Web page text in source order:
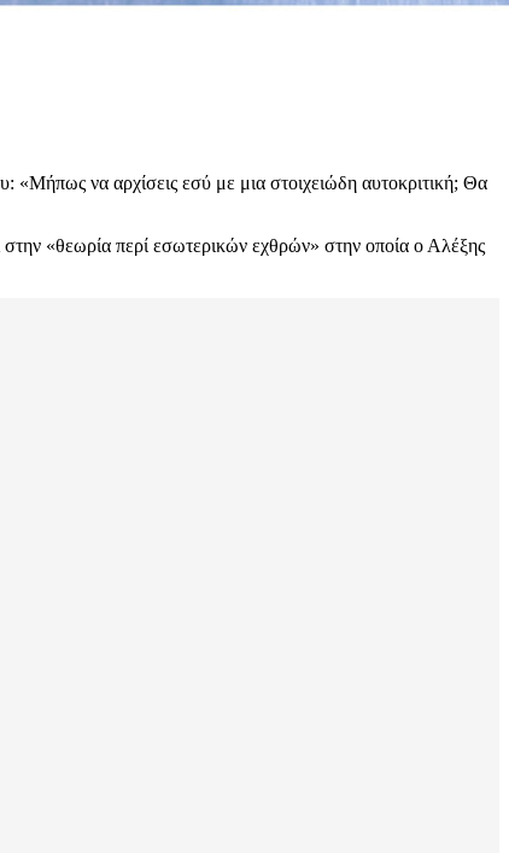
«Μήπως να αρχίσεις εσύ με μια στοιχειώδη αυτοκριτική; Θα
«θεωρία περί εσωτερικών εχθρών» στην οποία ο Αλέξης